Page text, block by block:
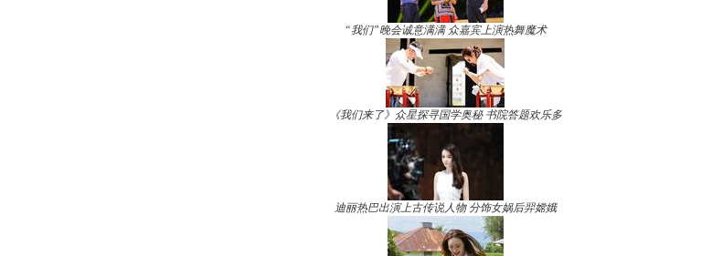
“我们”晚会诚意满满 众嘉宾上演热舞魔术
《我们来了》众星探寻国学奥秘 书院答题欢乐多
迪丽热巴出演上古传说人物 分饰女娲后羿嫦娥